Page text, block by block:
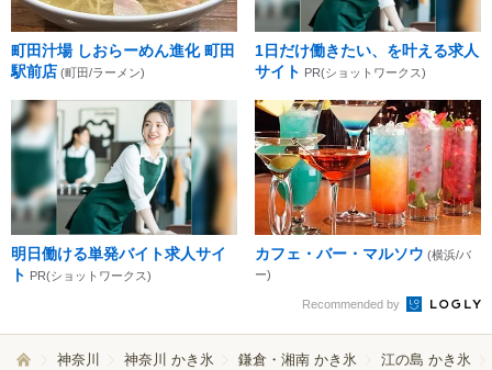
町田汁場 しおらーめん進化 町田
駅前店 (町田/ラーメン)
1日だけ働きたい、を叶える求人
サイト PR(ショットワークス)
明日働ける単発バイト求人サイ
ト PR(ショットワークス)
カフェ・バー・マルソウ (横浜/バ
ー)
Recommended by
神奈川 神奈川 かき氷 鎌倉・湘南 かき氷 江の島 かき氷